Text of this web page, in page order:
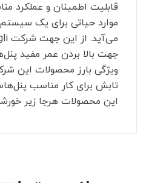
قابلیت اطمینان و عملکرد
موارد حیاتی برای یک
می‌آید. از این جهت شرکت
جهت بالا بردن عمر مفید
ویژگی بارز محصولات این
تابش برای کار مناسب
این محصولات هرجا زیر